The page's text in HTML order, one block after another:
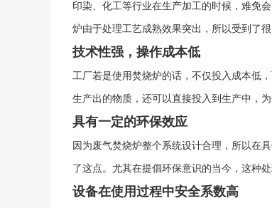
印染、化工等行业在生产加工的时候，难免
炉由于处理工艺成熟效果突出，所以受到了
技术性强，操作成本低
工厂若是使用焚烧炉的话，不仅投入成本低
生产出的物质，还可以直接投入到生产中，
具有一定的环保效应
因为废气焚烧炉整个系统设计合理，所以在
了这点。尤其在提倡环保意识的当今，这种
设备在使用过程中安全系数高